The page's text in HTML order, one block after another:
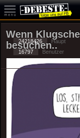
Wenn
besuchen..
24218426 Haupt
16797
Benutzer